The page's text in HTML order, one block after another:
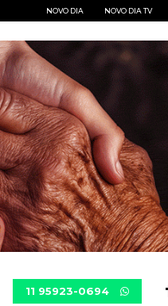
NOVO DIA NOVO DIA TV
11 95923-0694